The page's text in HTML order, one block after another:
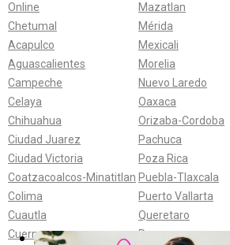
Online
Chetumal
Acapulco
Aguascalientes
Campeche
Celaya
Chihuahua
Ciudad Juarez
Ciudad Victoria
Coatzacoalcos-Minatitlan
Colima
Cuautla
Cuernavaca
Mazatlan
Mérida
Mexicali
Morelia
Nuevo Laredo
Oaxaca
Orizaba-Cordoba
Pachuca
Poza Rica
Puebla-Tlaxcala
Puerto Vallarta
Queretaro
Reynosa